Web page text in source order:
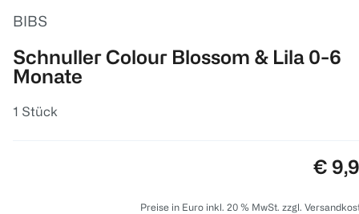
BIBS
Schnuller Colour Blossom & Lila 0-6
Monate
1 Stück
€
Preise in Euro inkl. 20 % MwSt. zzgl.